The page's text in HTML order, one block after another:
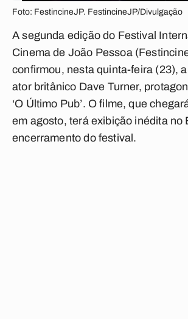
Foto: FestincineJP. FestincineJP/Divulgação
A segunda edição do Festival
Cinema de João Pessoa
confirmou, nesta quinta-feira (23),
ator britânico Dave Turner,
‘O Último Pub’. O filme, que
em agosto, terá exibição inédita no
encerramento do festival.